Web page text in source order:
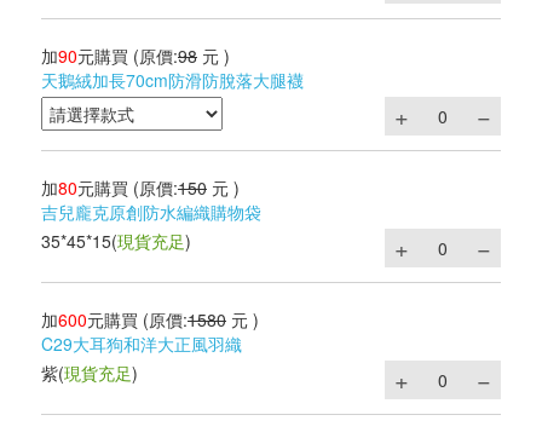
加90元購買 (原價:98 元 )
天鵝絨加長70cm防滑防脫落大腿襪
加80元購買 (原價:150 元 )
吉兒龐克原創防水編織購物袋
35*45*15(現貨充足)
加600元購買 (原價:1580 元 )
C29大耳狗和洋大正風羽織
紫(現貨充足)